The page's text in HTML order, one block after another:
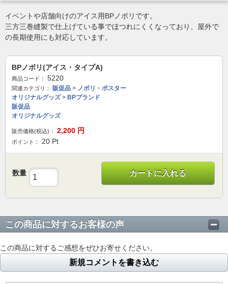
イベントや店舗向けのアイス用BPノボリです。
三方三巻縫製で仕上げている事でほつれにくくなっており、屋外で
の長期使用にも対応しています。
BPノボリ(アイス・タイプA)
商品コード： 5220
関連カテゴリ： 販促品 > ノボリ・ポスター
オリジナルグッズ> BPブランド
販促品
オリジナルグッズ
販売価格(税込)： 2,200 円
ポイント： 20 Pt
数量 カートに入れる
この商品に対するお客様の声
この商品に対するご感想をぜひお寄せください。
新規コメントを書き込む